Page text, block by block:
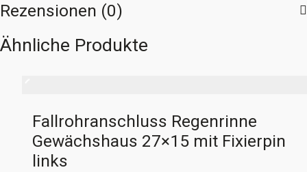
Rezensionen (0)
Ähnliche Produkte
Fallrohranschluss Regenrinne
Gewächshaus 27×15 mit Fixierpin
links